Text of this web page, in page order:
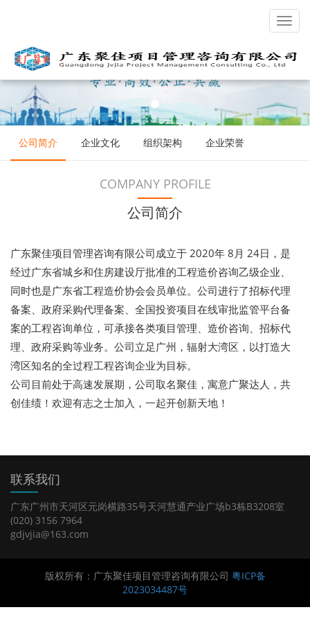
公司简介 企业文化 组织架构 企业荣誉
COMPANY PROFILE
公司简介
广东聚佳项目管理咨询有限公司成立于 2020年 8月 24日，是
经过广东省城乡和住房建设厅批准的工程造价咨询乙级企业、
同时也是广东省工程造价协会会员单位。公司进行了招标代理
备案、政府采购代理备案、全国投资项目在线审批监管平台备
案的工程咨询单位，可承接各类项目管理、造价咨询、招标代
理、政府采购等业务。公司立足广州，辐射大湾区，以打造大
湾区知名的全过程工程咨询企业为目标。
公司目前处于高速发展期，公司取名聚佳，寓意广聚达人，共
创佳绩！欢迎有志之士加入，一起开创新天地！
联系我们
广东广州市天河区元岗横路35号天河慧通产业广场b3栋B3208室
(020) 3156 7964
gdjvjia@163.com
版权所有：广东聚佳项目管理咨询有限公司 粤ICP备
2023034487号